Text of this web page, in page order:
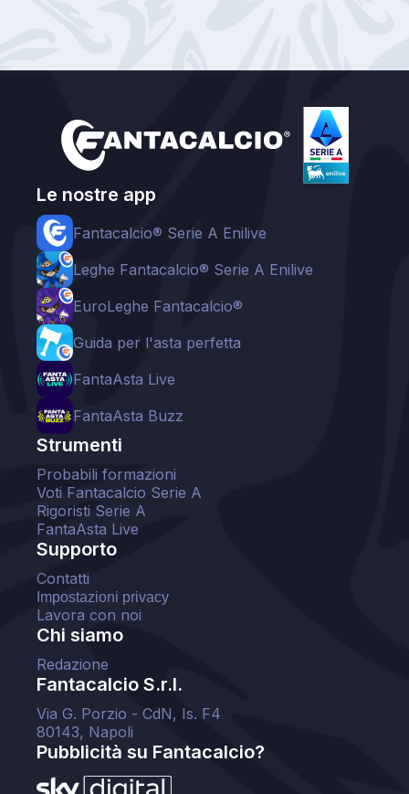
Le nostre app
Fantacalcio® Serie A Enilive
Leghe Fantacalcio® Serie A Enilive
EuroLeghe Fantacalcio®
Guida per l'asta perfetta
FantaAsta Live
FantaAsta Buzz
Strumenti
Probabili formazioni
Voti Fantacalcio Serie A
Rigoristi Serie A
FantaAsta Live
Supporto
Contatti
Impostazioni privacy
Lavora con noi
Chi siamo
Redazione
Fantacalcio S.r.l.
Via G. Porzio - CdN, Is. F4
80143, Napoli
Pubblicità su Fantacalcio?